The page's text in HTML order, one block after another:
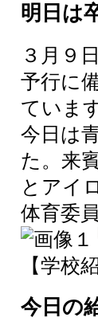
明日は
３月９
予行に
ていま
今日は
た。来
とアイ
体育委
【学校
今日の